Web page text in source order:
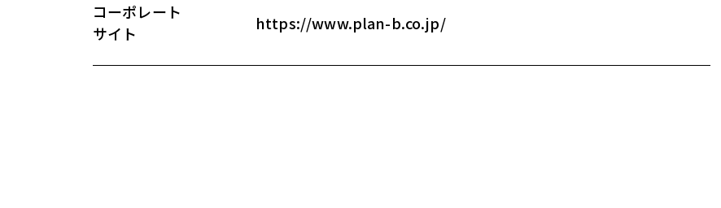
コーポレート
サイト
https://www.plan-b.co.jp/